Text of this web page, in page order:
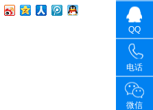
QQ
电话
微信